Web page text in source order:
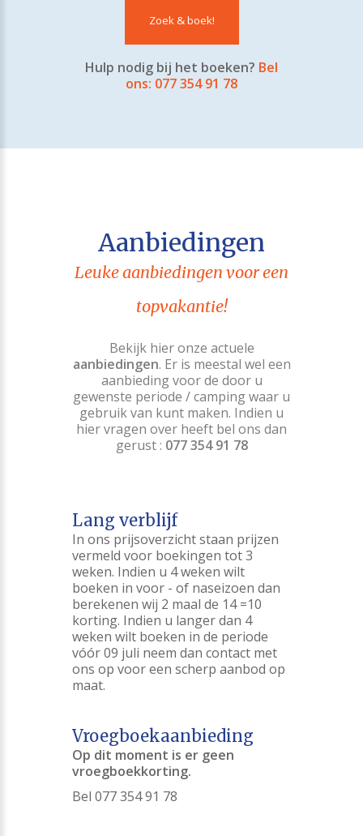
Zoek & boek!
Hulp nodig bij het boeken? Bel
ons: 077 354 91 78
Aanbiedingen
Leuke aanbiedingen voor een
topvakantie!
Bekijk hier onze actuele
aanbiedingen. Er is meestal wel een
aanbieding voor de door u
gewenste periode / camping waar u
gebruik van kunt maken. Indien u
hier vragen over heeft bel ons dan
gerust : 077 354 91 78
Lang verblijf
In ons prijsoverzicht staan prijzen
vermeld voor boekingen tot 3
weken. Indien u 4 weken wilt
boeken in voor - of naseizoen dan
berekenen wij 2 maal de 14 =10
korting. Indien u langer dan 4
weken wilt boeken in de periode
vóór 09 juli neem dan contact met
ons op voor een scherp aanbod op
maat.
Vroegboekaanbieding
Op dit moment is er geen
vroegboekkorting.
Bel 077 354 91 78